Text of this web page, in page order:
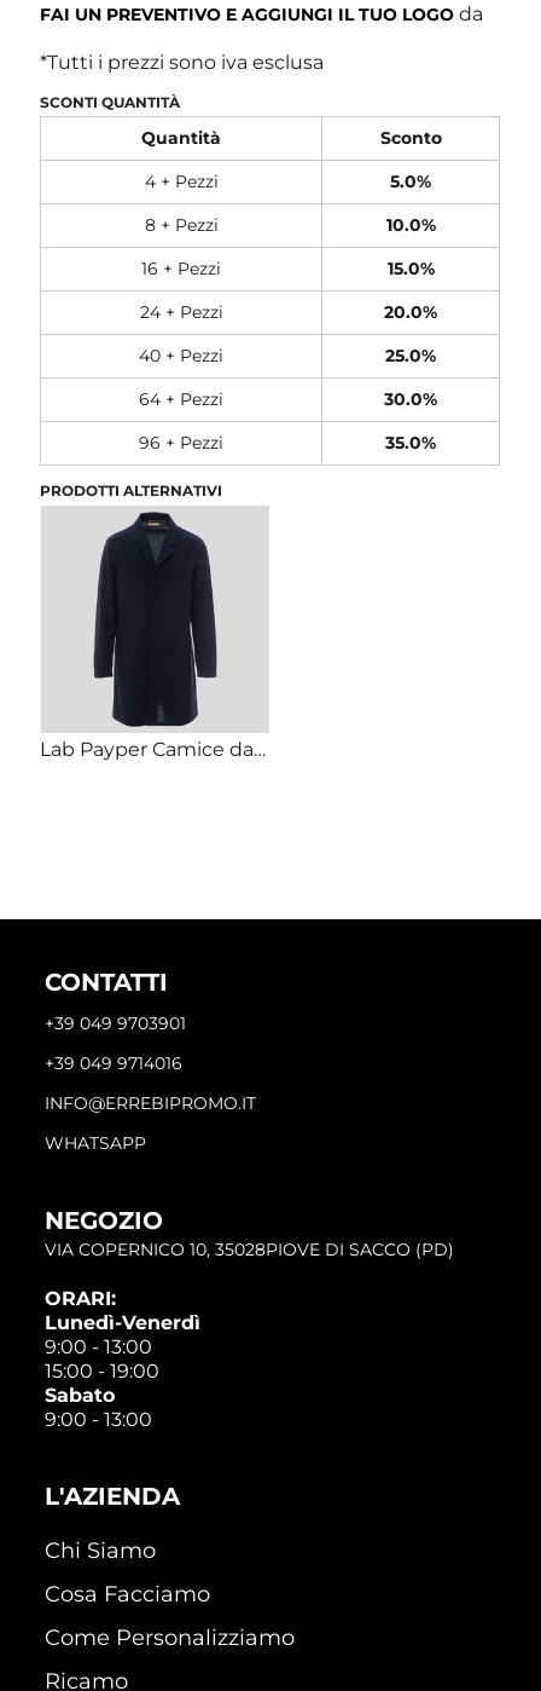
FAI UN PREVENTIVO E AGGIUNGI IL TUO LOGO da
*Tutti i prezzi sono iva esclusa
SCONTI QUANTITÀ
Quantità
Sconto
4 + Pezzi
5.0%
8 + Pezzi
10.0%
16 + Pezzi
15.0%
24 + Pezzi
20.0%
40 + Pezzi
25.0%
64 + Pezzi
30.0%
96 + Pezzi
35.0%
PRODOTTI ALTERNATIVI
Lab Payper Camice da lavoro leggero abbottonatura coperta 50% cotone 50% poliestere 175gr
CONTATTI
+39 049 9703901
+39 049 9714016
INFO@ERREBIPROMO.IT
WHATSAPP
NEGOZIO
VIA COPERNICO 10, 35028PIOVE DI SACCO (PD)
ORARI:
Lunedì-Venerdì
9:00 - 13:00
15:00 - 19:00
Sabato
9:00 - 13:00
L'AZIENDA
Chi Siamo
Cosa Facciamo
Come Personalizziamo
Ricamo